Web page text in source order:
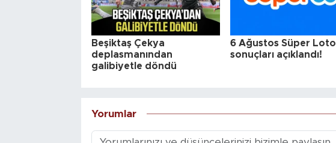
Beşiktaş Çekya
deplasmanından
galibiyetle döndü
6 Ağustos Süper Loto
sonuçları açıklandı!
Yorumlar